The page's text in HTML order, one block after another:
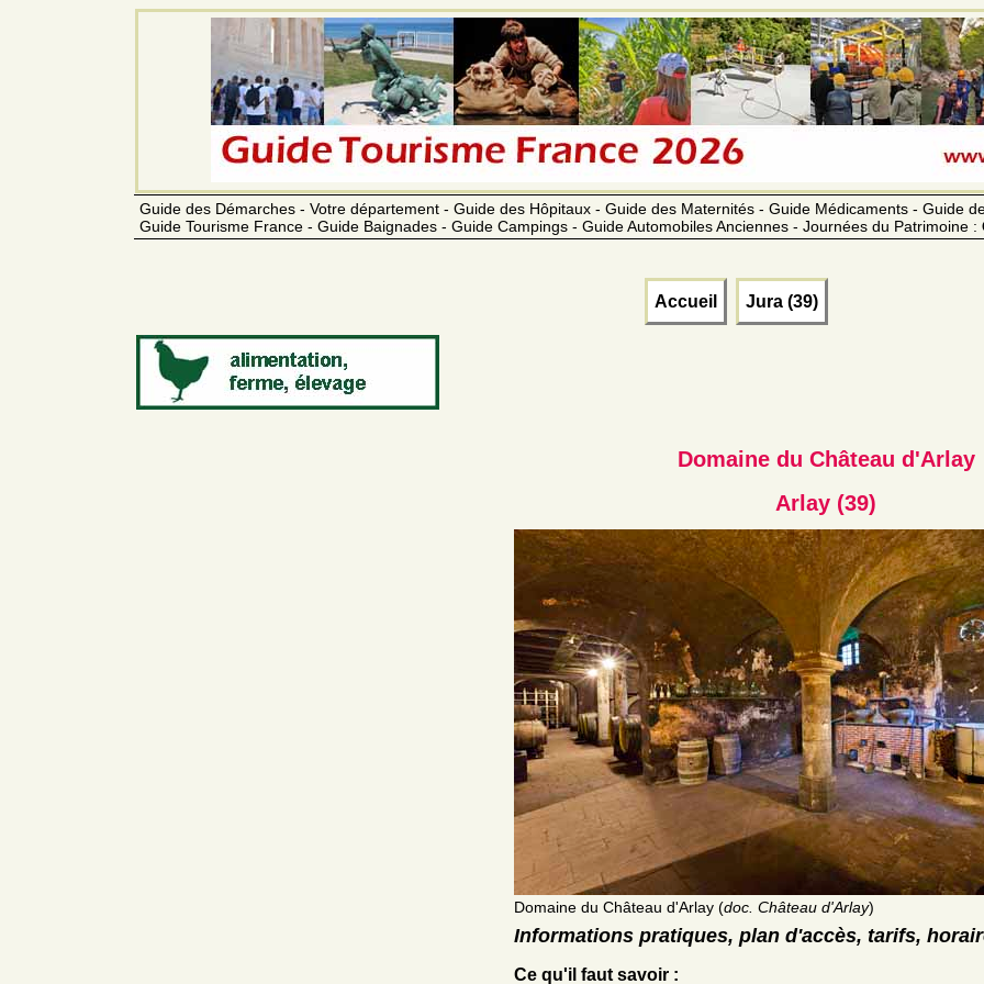
Guide des Démarches - Votre département - Guide des Hôpitaux - Guide des Maternités - Guide Médicaments - Guide
Guide Tourisme France - Guide Baignades - Guide Campings - Guide Automobiles Anciennes - Journées du Patrimoine :
Accueil Jura (39)
Domaine du Château d'Arlay
Arlay (39)
Domaine du Château d'Arlay (doc. Château d'Arlay)
Informations pratiques, plan d'accès, tarifs,
Ce qu'il faut savoir :